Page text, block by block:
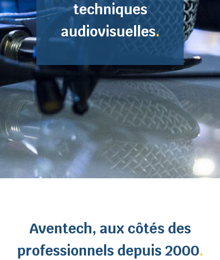
techniques
audiovisuelles.
Aventech, aux côtés des
professionnels depuis 2000.